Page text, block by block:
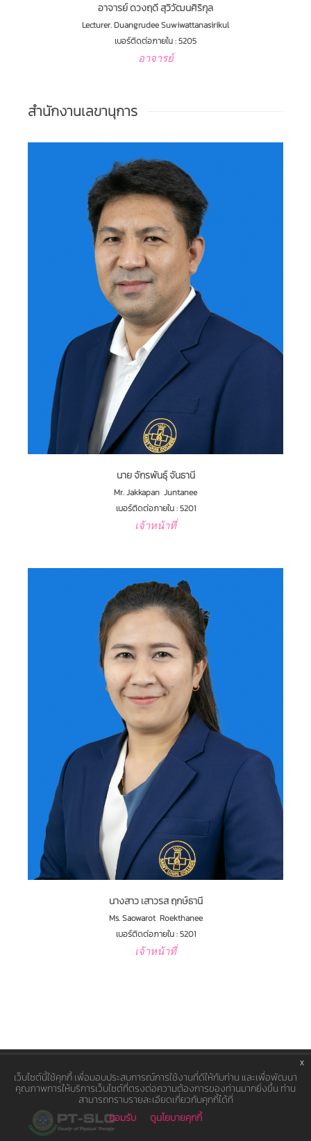
อาจารย์ ดวงฤดี สุวิวัฒนศิริกุล
Lecturer. Duangrudee Suwiwattanasirikul
เบอร์ติดต่อภายใน : 5205
อาจารย์
สำนักงานเลขานุการ
นาย จักรพันธุ์ จันธานี
Mr. Jakkapan Juntanee
เบอร์ติดต่อภายใน : 5201
เจ้าหน้าที่
นางสาว เสาวรส ฤกษ์ธานี
Ms. Saowarot Roekthanee
เบอร์ติดต่อภายใน : 5201
เจ้าหน้าที่
เว็บไซต์นี้ใช้คุกกี้ เพื่อมอบประสบการณ์การใช้งานที่ดีให้กับท่าน และเพื่อพัฒนา
คุณภาพการให้บริการเว็บไซต์ที่ตรงต่อความต้องการของท่านมากยิ่งขึ้น ท่าน
สามารถทราบรายละเอียดเกี่ยวกับคุกกี้ได้ที่
ยอมรับ
ดูนโยบายคุกกี้
x